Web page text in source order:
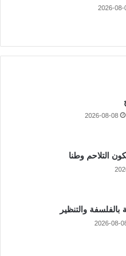
2026-08-
2026-08-08
التلاحم وطنا
والتنظير
2026-08-